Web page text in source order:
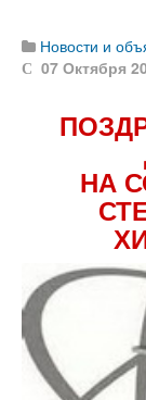
Новости и
07 Октября
НА